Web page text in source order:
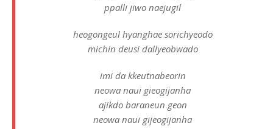
ppalli jiwo naejugil
heogongeul hyanghae sorichyeodo
michin deusi dallyeobwado
imi da kkeutnabeorin
neowa naui gieogijanha
ajikdo baraneun geon
neowa naui gijeogijanha